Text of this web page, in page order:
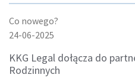
Co nowego?
24-06-2025
KKG Legal dołącza do
Rodzinnych